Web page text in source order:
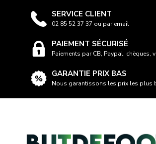
SERVICE CLIENT
02 85 52 37 37 ou par email
PAIEMENT SÉCURISÉ
Paiements par CB, Paypal, chèques,
GARANTIE PRIX BAS
Nous garantissons les prix les plus